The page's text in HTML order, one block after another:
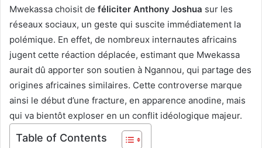
Mwekassa choisit de féliciter Anthony Joshua sur les
réseaux sociaux, un geste qui suscite immédiatement la
polémique. En effet, de nombreux internautes africains
jugent cette réaction déplacée, estimant que Mwekassa
aurait dû apporter son soutien à Ngannou, qui partage des
origines africaines similaires. Cette controverse marque
ainsi le début d’une fracture, en apparence anodine, mais
qui va bientôt exploser en un conflit idéologique majeur.
Table of Contents